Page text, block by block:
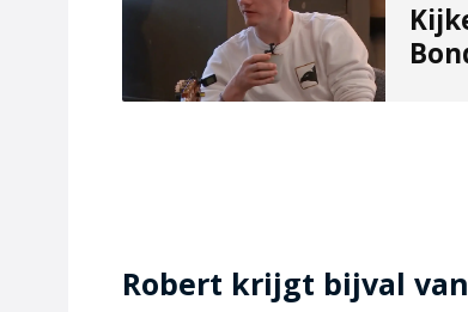
Robert krijgt bijval